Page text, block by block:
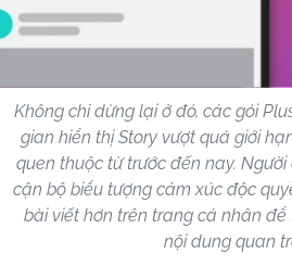
Không chỉ dừng lại ở đó, các gói
gian hiển thị Story vượt quá giới
quen thuộc từ trước đến nay.
cận bộ biểu tượng cảm xúc độc
bài viết hơn trên trang cá nhân
nội dung quan